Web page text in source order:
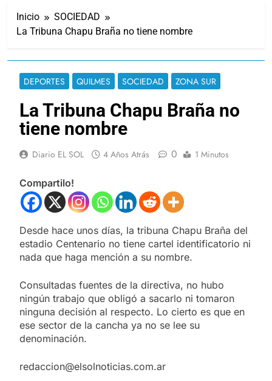
Inicio
SOCIEDAD
La Tribuna Chapu Braña no tiene nombre
DEPORTES QUILMES SOCIEDAD ZONA SUR
La Tribuna Chapu Braña no
tiene nombre
Diario EL SOL 4 Años Atrás 0 1 Minutos
Compartilo!
Desde hace unos días, la tribuna Chapu Braña del
estadio Centenario no tiene cartel identificatorio ni
nada que haga mención a su nombre.
Consultadas fuentes de la directiva, no hubo
ningún trabajo que obligó a sacarlo ni tomaron
ninguna decisión al respecto. Lo cierto es que en
ese sector de la cancha ya no se lee su
denominación.
redaccion@elsolnoticias.com.ar